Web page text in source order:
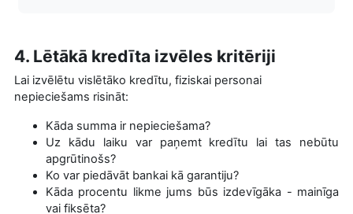
4. Lētākā kredīta izvēles kritēriji
Lai izvēlētu vislētāko kredītu, fiziskai personai
nepieciešams risināt:
Kāda summa ir nepieciešama?
Uz kādu laiku var paņemt kredītu lai tas nebūtu
apgrūtinošs?
Ko var piedāvāt bankai kā garantiju?
Kāda procentu likme jums būs izdevīgāka - mainīga
vai fiksēta?